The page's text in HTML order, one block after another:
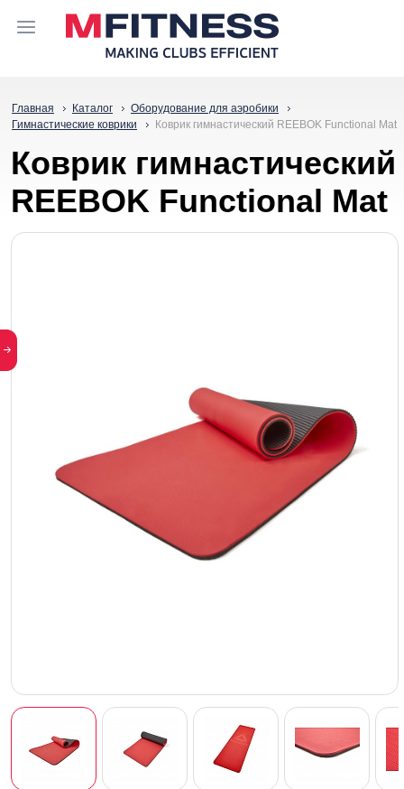
Главная Каталог
Оборудование для аэробики
Гимнастические коврики
Коврик гимнастический REEBOK Functional Mat
Коврик гимнастический
REEBOK Functional Mat